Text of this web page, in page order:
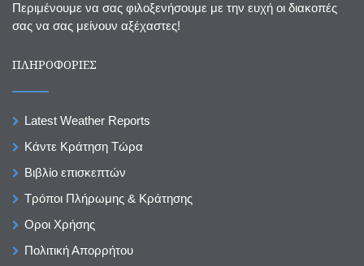
Περιμένουμε να σας φιλοξενήσουμε με την ευχή οι διακοπές
σας να σας μείνουν αξέχαστες!
ΠΛΗΡΟΦΟΡΙΕΣ
Latest Weather Reports
Κάντε Κράτηση Τώρα
Βιβλίο επισκεπτών
Τρόποι Πλήρωμης & Κράτησης
Οροι Χρήσης
Πολιτική Απορρήτου